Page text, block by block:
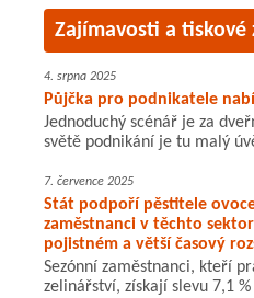
Zajímavosti a tiskové
4. srpna 2025
Půjčka pro podnikatele
Jednoduchý scénář je za
světě podnikání je tu malý
7. července 2025
Stát podpoří pěstitele
zaměstnanci v těchto
pojistném a větší časový
Sezónní zaměstnanci, kteří
zelinářství, získají slevu 7,1